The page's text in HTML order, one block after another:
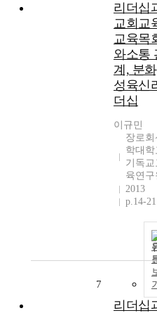
리더십
교회교
교육목
와소통
계, 분
성육신
더십
이규민
장로회
학대학
기독교
육연구
2013
p.14-21
7
리더십